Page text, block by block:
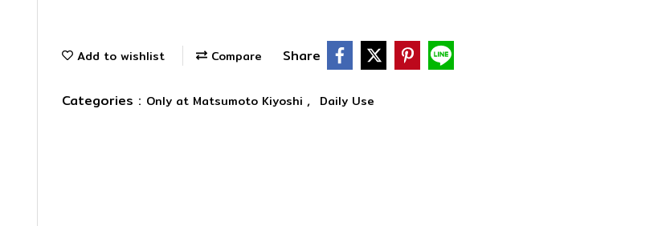
Add to wishlist Compare Share
Categories : Only at Matsumoto Kiyoshi , Daily Use